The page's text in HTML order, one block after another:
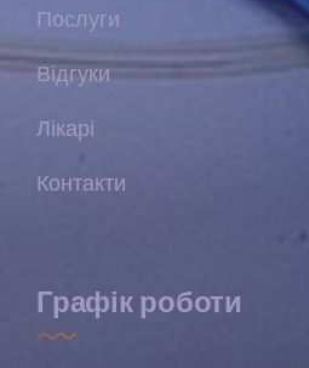
Послуги
Відгуки
Лікарі
Контакти
Графік роботи